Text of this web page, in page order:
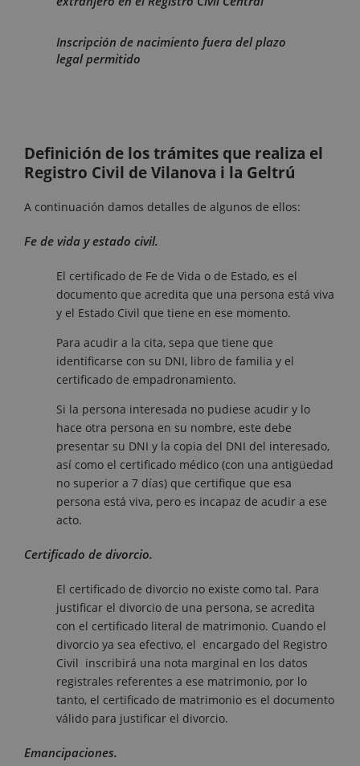
Inscripción de nacimiento fuera del plazo
legal permitido
Definición de los trámites que realiza el
Registro Civil de Vilanova i la Geltrú
A continuación damos detalles de algunos de ellos:
Fe de vida y estado civil.
El certificado de Fe de Vida o de Estado, es el
documento que acredita que una persona está viva
y el Estado Civil que tiene en ese momento.
Para acudir a la cita, sepa que tiene que
identificarse con su DNI, libro de familia y el
certificado de empadronamiento.
Si la persona interesada no pudiese acudir y lo
hace otra persona en su nombre, este debe
presentar su DNI y la copia del DNI del interesado,
así como el certificado médico (con una antigüedad
no superior a 7 días) que certifique que esa
persona está viva, pero es incapaz de acudir a ese
acto.
Certificado de divorcio.
El certificado de divorcio no existe como tal. Para
justificar el divorcio de una persona, se acredita
con el certificado literal de matrimonio. Cuando el
divorcio ya sea efectivo, el encargado del Registro
Civil inscribirá una nota marginal en los datos
registrales referentes a ese matrimonio, por lo
tanto, el certificado de matrimonio es el documento
válido para justificar el divorcio.
Emancipaciones.